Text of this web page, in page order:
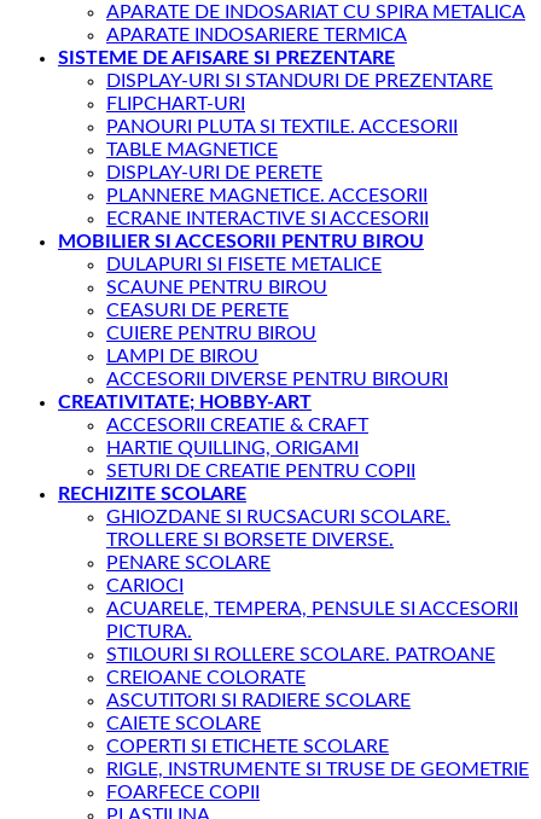
APARATE DE INDOSARIAT CU SPIRA METALICA
APARATE INDOSARIERE TERMICA
SISTEME DE AFISARE SI PREZENTARE
DISPLAY-URI SI STANDURI DE PREZENTARE
FLIPCHART-URI
PANOURI PLUTA SI TEXTILE. ACCESORII
TABLE MAGNETICE
DISPLAY-URI DE PERETE
PLANNERE MAGNETICE. ACCESORII
ECRANE INTERACTIVE SI ACCESORII
MOBILIER SI ACCESORII PENTRU BIROU
DULAPURI SI FISETE METALICE
SCAUNE PENTRU BIROU
CEASURI DE PERETE
CUIERE PENTRU BIROU
LAMPI DE BIROU
ACCESORII DIVERSE PENTRU BIROURI
CREATIVITATE; HOBBY-ART
ACCESORII CREATIE & CRAFT
HARTIE QUILLING, ORIGAMI
SETURI DE CREATIE PENTRU COPII
RECHIZITE SCOLARE
GHIOZDANE SI RUCSACURI SCOLARE.
TROLLERE SI BORSETE DIVERSE.
PENARE SCOLARE
CARIOCI
ACUARELE, TEMPERA, PENSULE SI ACCESORII
PICTURA.
STILOURI SI ROLLERE SCOLARE. PATROANE
CREIOANE COLORATE
ASCUTITORI SI RADIERE SCOLARE
CAIETE SCOLARE
COPERTI SI ETICHETE SCOLARE
RIGLE, INSTRUMENTE SI TRUSE DE GEOMETRIE
FOARFECE COPII